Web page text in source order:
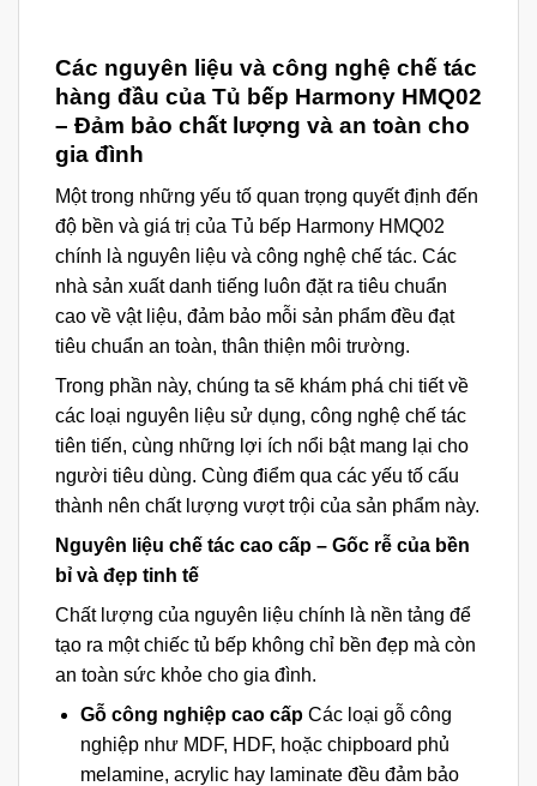
Các nguyên liệu và công nghệ chế tác
hàng đầu của Tủ bếp Harmony HMQ02
– Đảm bảo chất lượng và an toàn cho
gia đình
Một trong những yếu tố quan trọng quyết định đến
độ bền và giá trị của Tủ bếp Harmony HMQ02
chính là nguyên liệu và công nghệ chế tác. Các
nhà sản xuất danh tiếng luôn đặt ra tiêu chuẩn
cao về vật liệu, đảm bảo mỗi sản phẩm đều đạt
tiêu chuẩn an toàn, thân thiện môi trường.
Trong phần này, chúng ta sẽ khám phá chi tiết về
các loại nguyên liệu sử dụng, công nghệ chế tác
tiên tiến, cùng những lợi ích nổi bật mang lại cho
người tiêu dùng. Cùng điểm qua các yếu tố cấu
thành nên chất lượng vượt trội của sản phẩm này.
Nguyên liệu chế tác cao cấp – Gốc rễ của bền
bỉ và đẹp tinh tế
Chất lượng của nguyên liệu chính là nền tảng để
tạo ra một chiếc tủ bếp không chỉ bền đẹp mà còn
an toàn sức khỏe cho gia đình.
Gỗ công nghiệp cao cấpCác loại gỗ công
nghiệp như MDF, HDF, hoặc chipboard phủ
melamine, acrylic hay laminate đều đảm bảo